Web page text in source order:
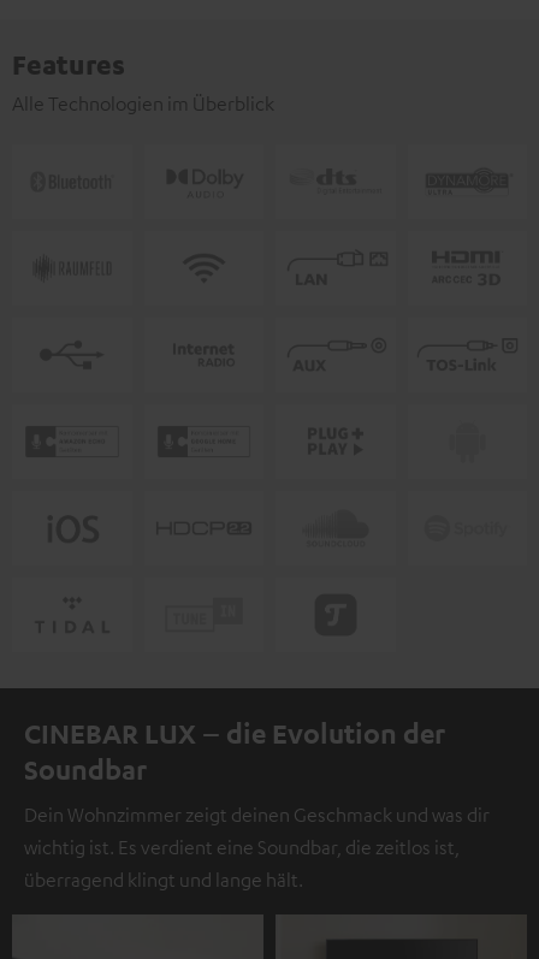
Features
Alle Technologien im Überblick
CINEBAR LUX – die Evolution der
Soundbar
Dein Wohnzimmer zeigt deinen Geschmack und was dir
wichtig ist. Es verdient eine Soundbar, die zeitlos ist,
überragend klingt und lange hält.